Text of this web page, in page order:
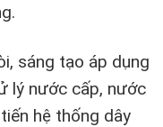
sáng tạo áp dụng
lý nước cấp, nước
hệ thống dây